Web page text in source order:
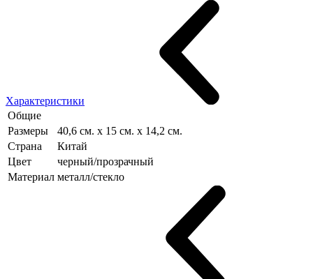
Характеристики
Общие
Размеры
40,6 см. x 15 см. x 14,2 см.
Страна
Китай
Цвет
черный/прозрачный
Материал металл/стекло